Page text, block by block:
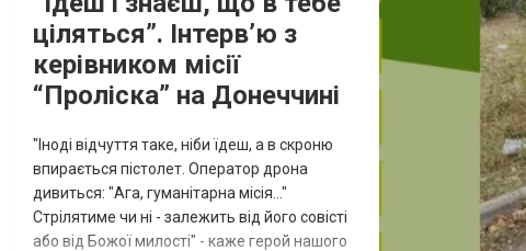
звати Олеся. Їй 21. Вона з се...
ціляться”. Інтерв’ю з
керівником місії
“Проліска” на Донеччині
"Іноді відчуття таке, ніби їдеш, а в скроню
впирається пістолет. Оператор дрона
дивиться: "Ага, гуманітарна місія…"
Стрілятиме чи ні - залежить від його совісті
або від Божої милості" - каже герой нашого